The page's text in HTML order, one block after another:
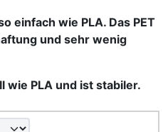
einfach wie PLA. Das PET
und sehr wenig
wie PLA und ist stabiler.
Artikel umsortieren